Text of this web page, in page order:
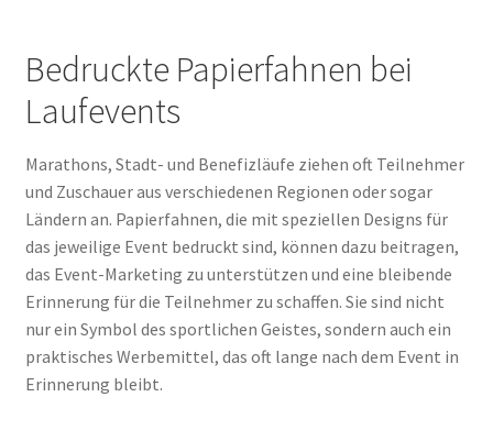
Bedruckte Papierfahnen bei
Laufevents
Marathons, Stadt- und Benefizläufe ziehen oft Teilnehmer
und Zuschauer aus verschiedenen Regionen oder sogar
Ländern an. Papierfahnen, die mit speziellen Designs für
das jeweilige Event bedruckt sind, können dazu beitragen,
das Event-Marketing zu unterstützen und eine bleibende
Erinnerung für die Teilnehmer zu schaffen. Sie sind nicht
nur ein Symbol des sportlichen Geistes, sondern auch ein
praktisches Werbemittel, das oft lange nach dem Event in
Erinnerung bleibt.